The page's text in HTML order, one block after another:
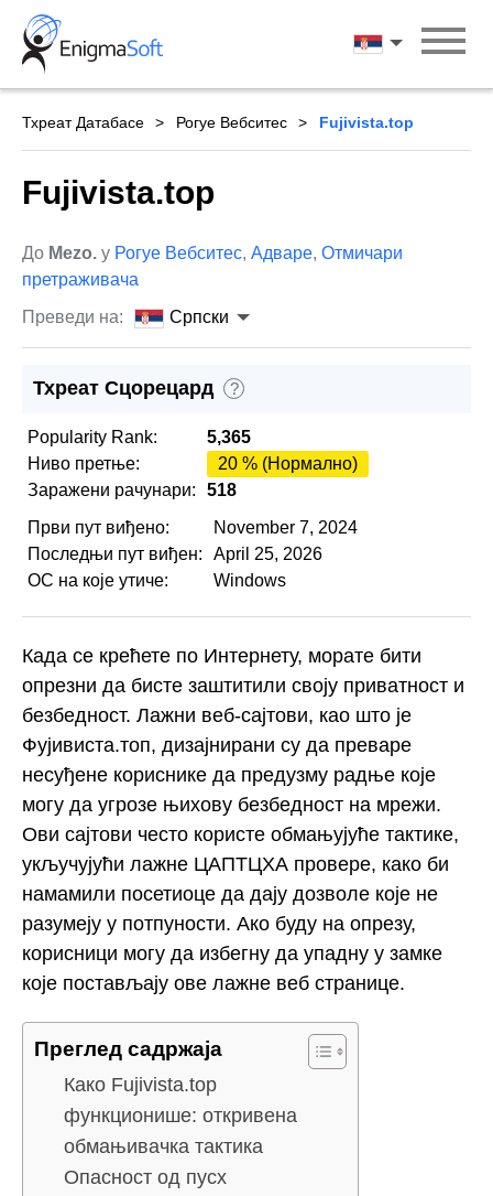
Skip
content
Српски
Тхреат Датабасе Рогуе Вебситес Fujivista.top
Fujivista.top
До Mezo. у Рогуе Вебситес, Адваре, Отмичари
претраживача
Преведи на:
Српски
Тхреат Сцорецард ?
Popularity Rank:
5,365
Ниво претње:
20 % (Нормално)
Заражени рачунари:
518
Први пут виђено:
November 7, 2024
Последњи пут виђен:
April 25, 2026
ОС на које утиче:
Windows
Када се крећете по Интернету, морате бити
опрезни да бисте заштитили своју приватност и
безбедност. Лажни веб-сајтови, као што је
Фујивиста.топ, дизајнирани су да преваре
несуђене кориснике да предузму радње које
могу да угрозе њихову безбедност на мрежи.
Ови сајтови често користе обмањујуће тактике,
укључујући лажне ЦАПТЦХА провере, како би
намамили посетиоце да дају дозволе које не
разумеју у потпуности. Ако буду на опрезу,
корисници могу да избегну да упадну у замке
које постављају ове лажне веб странице.
Преглед садржаја
Како Fujivista.top
функционише: откривена
обмањивачка тактика
Опасност од пусх